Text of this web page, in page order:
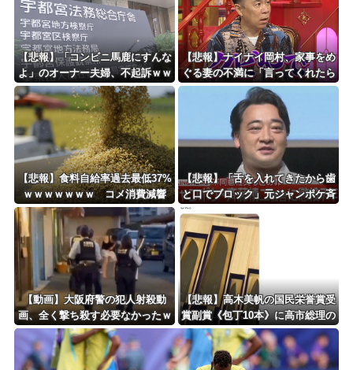
【悲報】「コンビニ馬鹿にすんな
よ」のオーナー夫婦、不起訴ｗｗ
ｗｗｗｗｗｗ
【悲報】ナイナイ岡村、家事をめ
ぐる妻の不満に「言ってくれたら
済む話やん」になるみ「バイトや
ったらクビやで」説教受け黙り込
む
【悲報】食料自給率過去最低37%
ｗｗｗｗｗｗｗ コメ消費減響
く・・・
【悲報】「舌を入れてきたから歯
と口でブロック」元ジャンポケ斉
【動画】大阪府警の犯人射殺動
画、全く撃ち殺す必要なかったｗ
ｗｗｗｗｗｗｗｗｗｗ
【悲報】高木美帆の国民栄誉賞受
賞副賞《包丁10本》に高市総理の
名前も刻印ｗｗｗｗｗｗｗｗｗ